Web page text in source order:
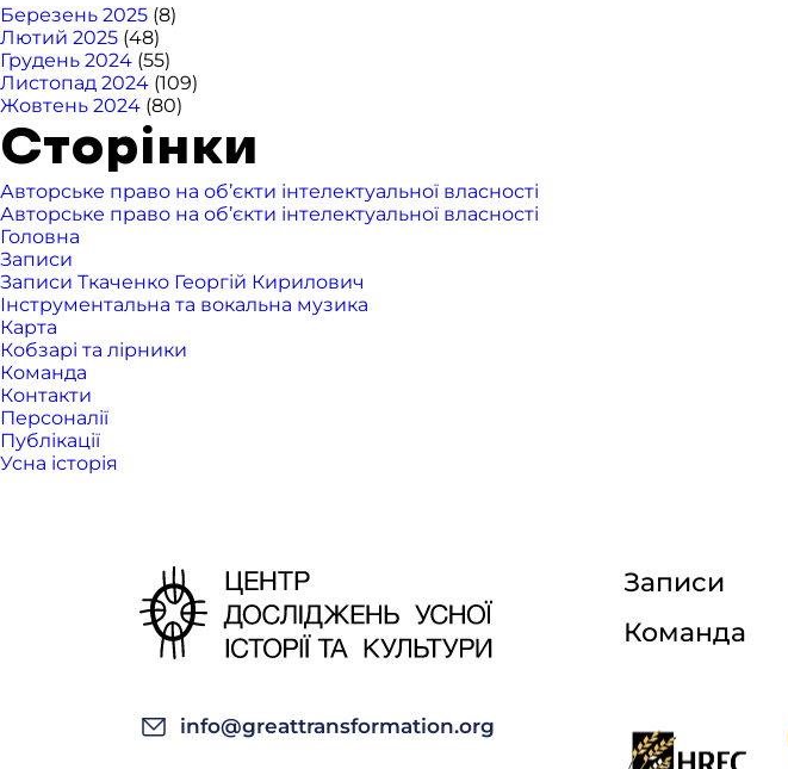
Березень 2025 (8)
Лютий 2025 (48)
Грудень 2024 (55)
Листопад 2024 (109)
Жовтень 2024 (80)
Сторінки
Авторське право на об’єкти інтелектуальної власності
Авторське право на об’єкти інтелектуальної власності
Головна
Записи
Записи Ткаченко Георгій Кирилович
Інструментальна та вокальна музика
Карта
Кобзарі та лірники
Команда
Контакти
Персоналії
Публікації
Усна історія
Записи
Команда
info@greattransformation.org